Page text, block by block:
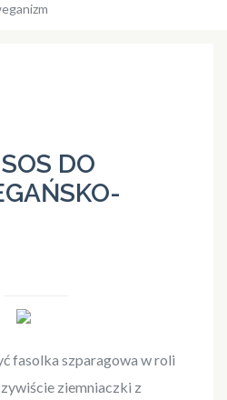
DO
fasolka szparagowa w roli
ziemniaczki z